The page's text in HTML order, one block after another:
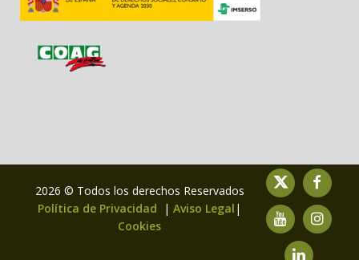
2026 © Todos los derechos Reservados
Política de Privacidad
| Aviso Legal |
Cookies